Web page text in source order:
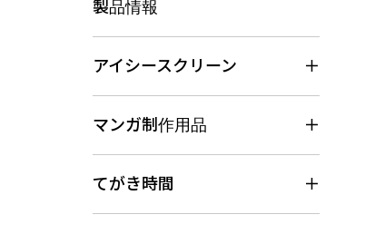
製品情報
アイシースクリーン
マンガ制作用品
てがき時間